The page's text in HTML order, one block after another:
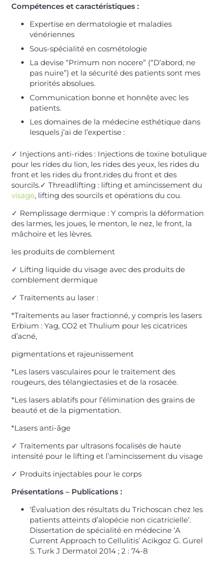
Compétences et caractéristiques :
Expertise en dermatologie et maladies
vénériennes
Sous-spécialité en cosmétologie
La devise “Primum non nocere” (“D’abord, ne
pas nuire”) et la sécurité des patients sont mes
priorités absolues.
Communication bonne et honnête avec les
patients.
Les domaines de la médecine esthétique dans
lesquels j’ai de l’expertise :
✓ Injections anti-rides : Injections de toxine botulique
pour les rides du lion, les rides des yeux, les rides du
front et les rides du front.rides du front et des
sourcils.✓ Threadlifting : lifting et amincissement du
visage, lifting des sourcils et opérations du cou.
✓ Remplissage dermique : Y compris la déformation
des larmes, les joues, le menton, le nez, le front, la
mâchoire et les lèvres.
les produits de comblement
✓ Lifting liquide du visage avec des produits de
comblement dermique
✓ Traitements au laser :
*Traitements au laser fractionné, y compris les lasers
Erbium : Yag, CO2 et Thulium pour les cicatrices
d’acné,
pigmentations et rajeunissement
*Les lasers vasculaires pour le traitement des
rougeurs, des télangiectasies et de la rosacée.
*Les lasers ablatifs pour l’élimination des grains de
beauté et de la pigmentation.
*Lasers anti-âge
✓ Traitements par ultrasons focalisés de haute
intensité pour le lifting et l’amincissement du visage
✓ Produits injectables pour le corps
Présentations – Publications :
‘Évaluation des résultats du Trichoscan chez les
patients atteints d’alopécie non cicatricielle’.
Dissertation de spécialité en médecine ‘A
Current Approach to Cellulitis’ Acikgoz G. Gurel
S. Turk J Dermatol 2014 ; 2 : 74-8